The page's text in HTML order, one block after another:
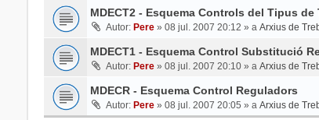
MDECT2 - Esquema Controls del Tipus de
Autor: Pere» 08 jul. 2007 20:12 » a Arxius de
MDECT1 - Esquema Control Substitució
Autor: Pere» 08 jul. 2007 20:10» a Arxius de
MDECR - Esquema Control Reguladors
Autor: Pere» 08 jul. 2007 20:05 » a Arxius de